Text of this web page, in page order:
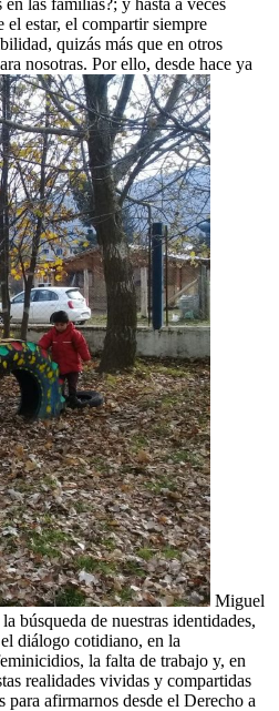
estar, el compartir siempre
quizás más que en otros
nosotras. Por ello, desde hace ya
Miguel
búsqueda de nuestras identidades,
diálogo cotidiano, en la
la falta de trabajo y, en
realidades vividas y compartidas
para afirmarnos desde el Derecho a